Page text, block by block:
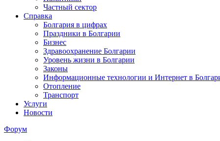
Частный сектор
Справка
Болгария в цифрах
Праздники в Болгарии
Бизнес
Здравоохранение Болгарии
Уровень жизни в Болгарии
Законы
Информационные технологии и Интернет в
Отопление
Транспорт
Услуги
Новости
Форум